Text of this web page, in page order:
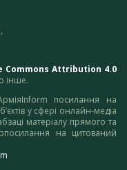
Commons Attribution 4.0
інше.
посилання на
у сфері онлайн-медіа
матеріалу прямого та
на цитований